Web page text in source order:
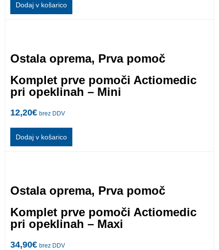
Dodaj v košarico
Ostala oprema, Prva pomoč
Komplet prve pomoči Actiomedic
pri opeklinah – Mini
12,20€ brez DDV
Dodaj v košarico
Ostala oprema, Prva pomoč
Komplet prve pomoči Actiomedic
pri opeklinah – Maxi
34,90€ brez DDV